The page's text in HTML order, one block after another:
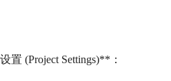
(Project Settings)**：